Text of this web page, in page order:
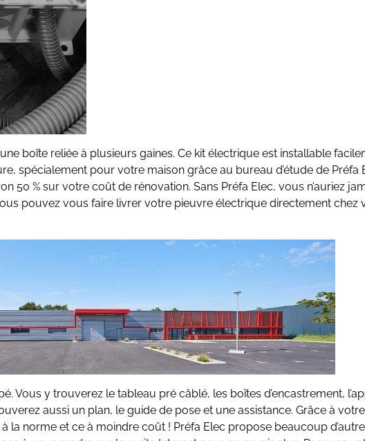
boîte reliée à plusieurs gaines. Ce kit électrique est installable
spécialement pour votre maison grâce au bureau d’étude de Préfa
50 % sur votre coût de rénovation. Sans Préfa Elec, vous n’auriez
pouvez vous faire livrer votre pieuvre électrique directement chez
Vous y trouverez le tableau pré câblé, les boîtes d’encastrement,
aussi un plan, le guide de pose et une assistance. Grâce à
la norme et ce à moindre coût ! Préfa Elec propose beaucoup